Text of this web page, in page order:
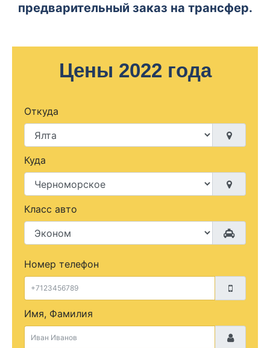
предварительный заказ на трансфер.
Цены 2022 года
Откуда
Куда
Класс авто
Номер телефон
Имя, Фамилия